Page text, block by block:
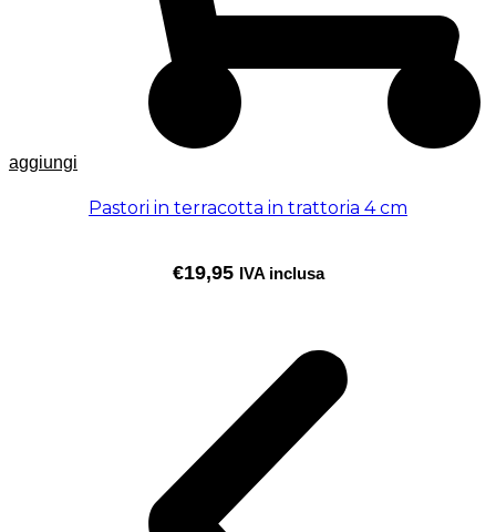
aggiungi
Pastori in terracotta in trattoria 4 cm
€19,95 IVA inclusa